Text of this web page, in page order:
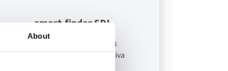
About
smart.finder SDI
Gestión de geometadatos
controlable de forma intuitiva